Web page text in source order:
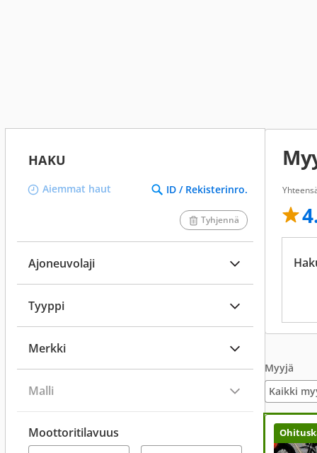
HAKU
Aiemmat haut ID / Rekisterinro.
Tyhjennä
Ajoneuvolaji
Tyyppi
Merkki
Malli
Moottoritilavuus
Myyjä
Kaikki